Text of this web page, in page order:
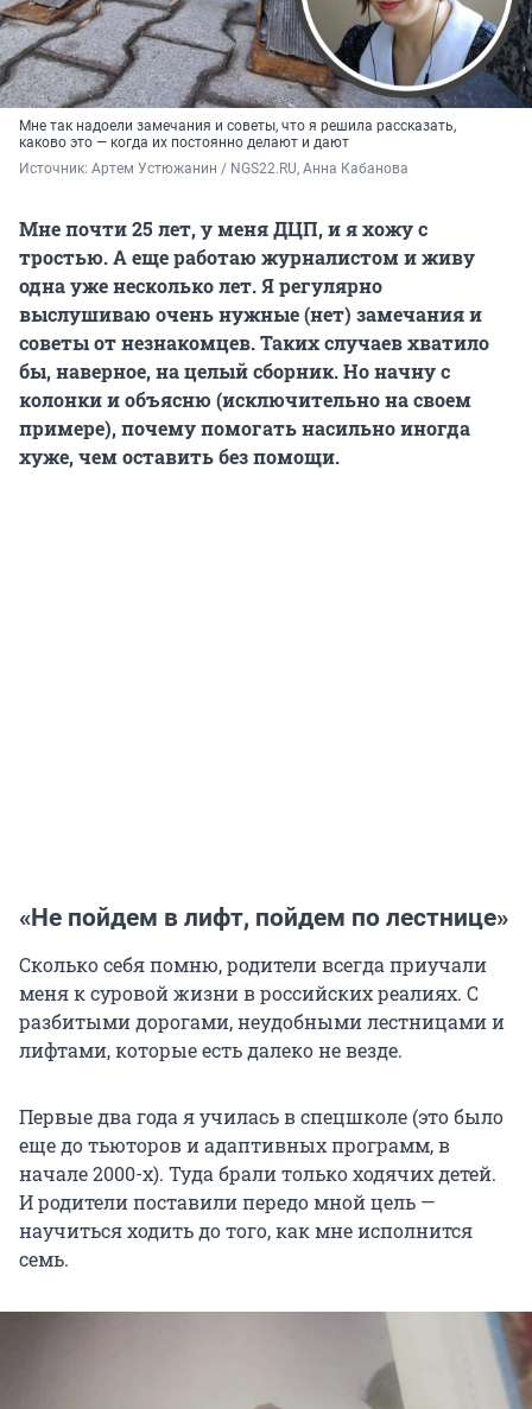
Мне так надоели замечания и советы, что я решила рассказать,
каково это — когда их постоянно делают и дают
Источник: Артем Устюжанин / NGS22.RU, Анна Кабанова
Мне почти 25 лет, у меня ДЦП, и я хожу с
тростью. А еще работаю журналистом и живу
одна уже несколько лет. Я регулярно
выслушиваю очень нужные (нет) замечания и
советы от незнакомцев. Таких случаев хватило
бы, наверное, на целый сборник. Но начну с
колонки и объясню (исключительно на своем
примере), почему помогать насильно иногда
хуже, чем оставить без помощи.
«Не пойдем в лифт, пойдем по лестнице»
Сколько себя помню, родители всегда приучали
меня к суровой жизни в российских реалиях. С
разбитыми дорогами, неудобными лестницами и
лифтами, которые есть далеко не везде.
Первые два года я училась в спецшколе (это было
еще до тьюторов и адаптивных программ, в
начале 2000-х). Туда брали только ходячих детей.
И родители поставили передо мной цель —
научиться ходить до того, как мне исполнится
семь.